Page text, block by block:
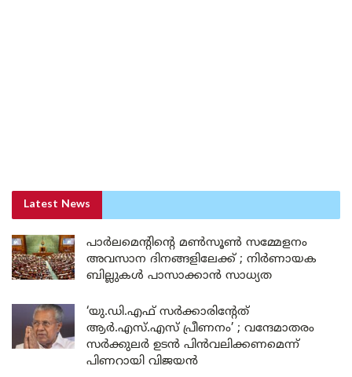
Latest News
പാർലമെന്റിന്റെ മൺസൂൺ സമ്മേളനം
അവസാന ദിനങ്ങളിലേക്ക് ; നിർണായക
ബില്ലുകൾ പാസാക്കാൻ സാധ്യത
‘യു.ഡി.എഫ് സർക്കാരിന്റേത്
ആർ.എസ്.എസ് പ്രീണനം’ ; വന്ദേമാതരം
സർക്കുലർ ഉടൻ പിൻവലിക്കണമെന്ന്
പിണറായി വിജയൻ